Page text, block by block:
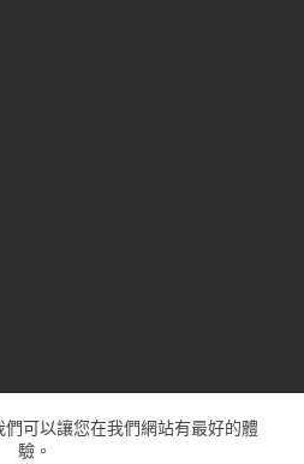
們可以讓您在我們網站有最好的體
驗。
段364巷22弄地下室,